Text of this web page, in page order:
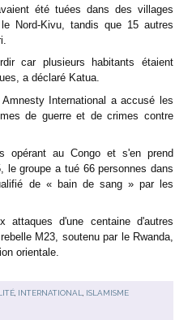
été tuées dans des villages
Nord-Kivu, tandis que 15 autres
car plusieurs habitants étaient
a déclaré Katua.
International a accusé les
de guerre et de crimes contre
opérant au Congo et s'en prend
le groupe a tué 66 personnes dans
de « bain de sang » par les
attaques d'une centaine d'autres
M23, soutenu par le Rwanda,
orientale.
, INTERNATIONAL, ISLAMISME